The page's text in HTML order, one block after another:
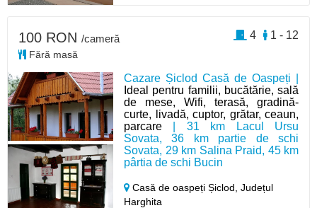
Cazare Șiclod Casă de Oaspeți |
Ideal pentru familii, bucătărie, sală
de mese, Wifi, terasă, gradină-
curte, livadă, cuptor, grătar, ceaun,
parcare | 31 km Lacul Ursu
Sovata, 36 km partie de schi
Sovata, 29 km Salina Praid, 45 km
pârtia de schi Bucin
Casă de oaspeți Șiclod,Județul
Harghita
100 RON /cameră
Fără masă
1 - 12
4